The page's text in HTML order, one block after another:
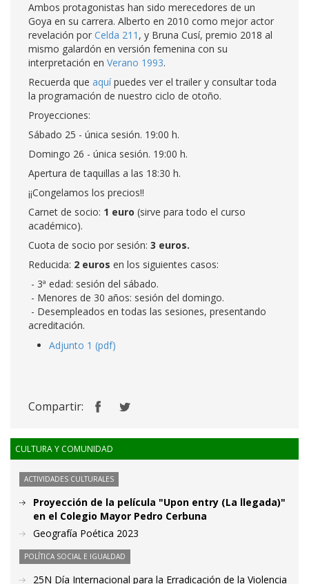
Ambos protagonistas han sido merecedores de un
Goya en su carrera. Alberto en 2010 como mejor actor
revelación por Celda 211 , y Bruna Cusí, premio 2018 al
mismo galardón en versión femenina con su
interpretación en Verano 1993.
Recuerda que aquípuedes ver el trailer y consultar toda
la programación de nuestro ciclo de otoño.
Proyecciones:
Sábado 25 - única sesión. 19:00 h.
Domingo 26 - única sesión. 19:00 h.
Apertura de taquillas a las 18:30 h.
¡¡Congelamos los precios!!
Carnet de socio: 1 euro (sirve para todo el curso
académico).
Cuota de socio por sesión: 3 euros.
Reducida: 2 euros en los siguientes casos:
- 3ª edad: sesión del sábado.
- Menores de 30 años: sesión del domingo.
- Desempleados en todas las sesiones, presentando
acreditación.
Adjunto 1 (pdf)
Compartir:
CULTURA Y COMUNIDAD
ACTIVIDADES CULTURALES
Proyección de la película "Upon entry (La llegada)"
en el Colegio Mayor Pedro Cerbuna
Geografía Poética 2023
POLÍTICA SOCIAL E IGUALDAD
25N Día Internacional para la Erradicación de la Violencia